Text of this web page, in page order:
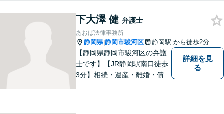
のコミュニケーションを尊重
し、常に最善を尽くすことを
お約束します。 ぜひご相談く
ださい。
下大澤 健 弁護士
あおば法律事務所
静岡県|静岡市駿河区 静岡駅 から徒歩2分
【静岡県静岡市駿河区の弁護
士です】【JR静岡駅南口徒歩
3分】相続・遺産・離婚・債務
詳細を見
る